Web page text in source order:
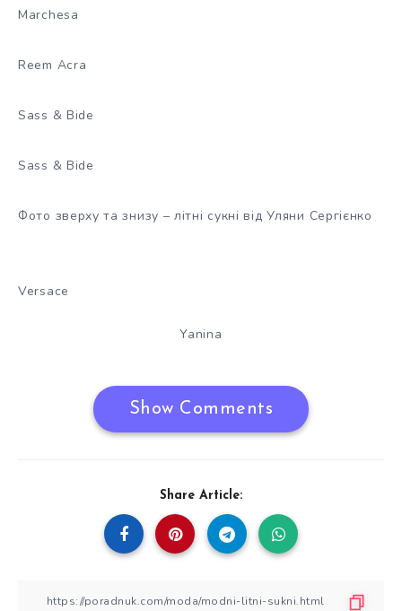
Marchesa
Reem Acra
Sass & Bide
Sass & Bide
Фото зверху та знизу – літні сукні від Уляни Сергієнко
Versace
Yanina
Show Comments
Share Article: